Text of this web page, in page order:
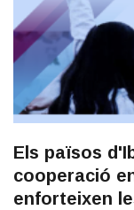
Els països
cooperació
enforteixen